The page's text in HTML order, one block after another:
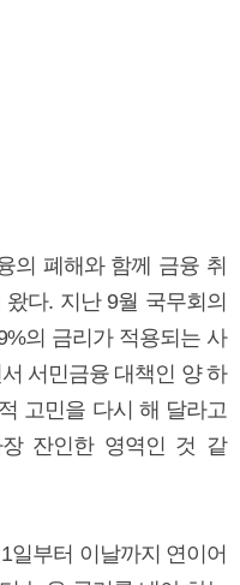
의 폐해와 함께 금융 취
다. 지난 9월 국무회의
의 금리가 적용되는 사
서민금융 대책인 양 하
고민을 다시 해 달라고
장 잔인한 영역인 것 같
일부터 이날까지 연이어